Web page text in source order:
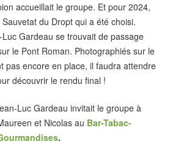
accueillait le groupe. Et pour 2024,
du Dropt qui a été choisi.
Gardeau se trouvait de passage
le Pont Roman. Photographiés sur le
pas encore en place, il faudra attendre
découvrir le rendu final !
Luc Gardeau invitait le groupe à
et Nicolas au Bar-Tabac-
.